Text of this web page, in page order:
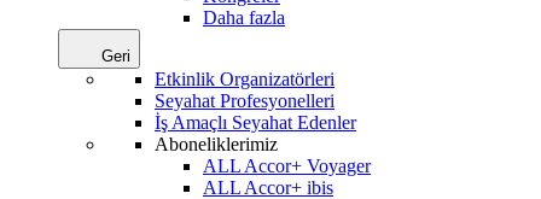
Daha fazla
Geri
Etkinlik Organizatörleri
Seyahat Profesyonelleri
İş Amaçlı Seyahat Edenler
Aboneliklerimiz
ALL Accor+ Voyager
ALL Accor+ ibis